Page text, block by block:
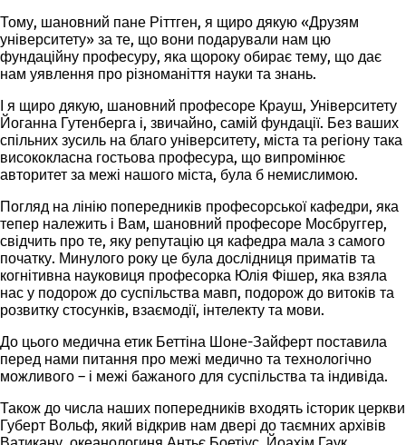
Тому, шановний пане Ріттген, я щиро дякую «Друзям
університету» за те, що вони подарували нам цю
фундаційну професуру, яка щороку обирає тему, що дає
нам уявлення про різноманіття науки та знань.
І я щиро дякую, шановний професоре Крауш, Університету
Йоганна Гутенберга і, звичайно, самій фундації. Без ваших
спільних зусиль на благо університету, міста та регіону така
висококласна гостьова професура, що випромінює
авторитет за межі нашого міста, була б немислимою.
Погляд на лінію попередників професорської кафедри, яка
тепер належить і Вам, шановний професоре Мосбруггер,
свідчить про те, яку репутацію ця кафедра мала з самого
початку. Минулого року це була дослідниця приматів та
когнітивна науковиця професорка Юлія Фішер, яка взяла
нас у подорож до суспільства мавп, подорож до витоків та
розвитку стосунків, взаємодії, інтелекту та мови.
До цього медична етик Беттіна Шоне-Зайферт поставила
перед нами питання про межі медично та технологічно
можливого – і межі бажаного для суспільства та індивіда.
Також до числа наших попередників входять історик церкви
Губерт Вольф, який відкрив нам двері до таємних архівів